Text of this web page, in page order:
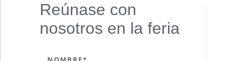
Reúnase con
nosotros en la feria